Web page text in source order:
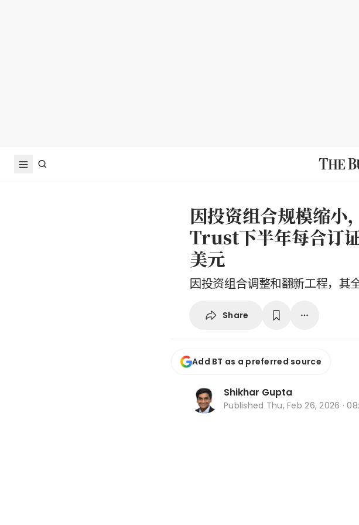
因投资组合规模缩
Trust下半年每合订
美元
因投资组合调整和翻新工程，其
Share
Add BT as a preferred source
Shikhar Gupta
Published Thu, Feb 26, 2026 ·